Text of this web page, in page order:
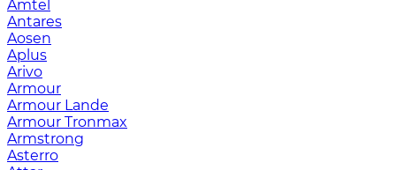
Amtel
Antares
Aosen
Aplus
Arivo
Armour
Armour Lande
Armour Tronmax
Armstrong
Asterro